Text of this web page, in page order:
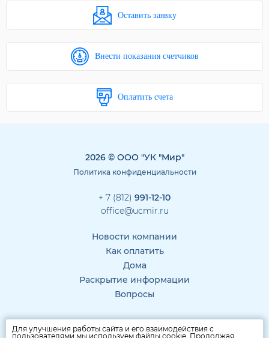
Оставить заявку
Внести показания счетчиков
Оплатить счета
2026 © ООО "УК "Мир"
Политика конфиденциальности
+ 7 (812) 991-12-10
office@ucmir.ru
Новости компании
Как оплатить
Дома
Раскрытие информации
Вопросы
Для улучшения работы сайта и его взаимодействия с
пользователями мы используем файлы cookie. Продолжая